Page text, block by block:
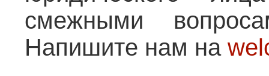
смежными
Напишите нам на